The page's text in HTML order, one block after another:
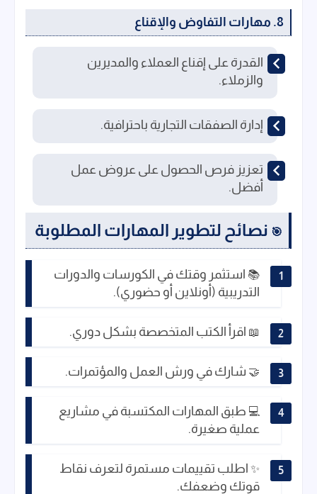
8. مهارات التفاوض والإقناع
القدرة على إقناع العملاء والمديرين
والزملاء.
إدارة الصفقات التجارية باحترافية.
تعزيز فرص الحصول على عروض عمل
أفضل.
🎯 نصائح لتطوير المهارات المطلوبة
📚 استثمر وقتك في الكورسات والدورات
التدريبية (أونلاين أو حضوري).
📖 اقرأ الكتب المتخصصة بشكل دوري.
🤝 شارك في ورش العمل والمؤتمرات.
💻 طبق المهارات المكتسبة في مشاريع
عملية صغيرة.
✨ اطلب تقييمات مستمرة لتعرف نقاط
قوتك وضعفك.